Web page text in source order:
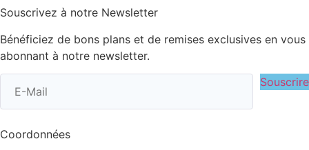
Souscrivez à notre Newsletter
Bénéficiez de bons plans et de remises exclusives en vous
abonnant à notre newsletter.
Souscrire
Coordonnées